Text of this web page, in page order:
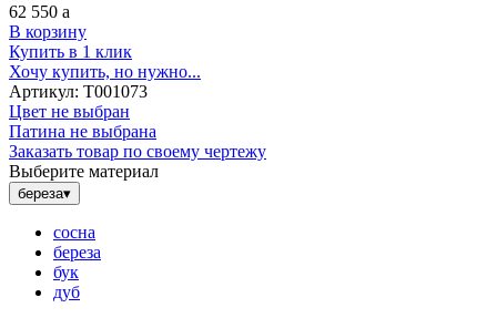
62 550 a
В корзину
Купить в 1 клик
Хочу купить, но нужно...
Артикул: Т001073
Цвет не выбран
Патина не выбрана
Заказать товар по своему чертежу
Выберите материал
береза▾
сосна
береза
бук
дуб